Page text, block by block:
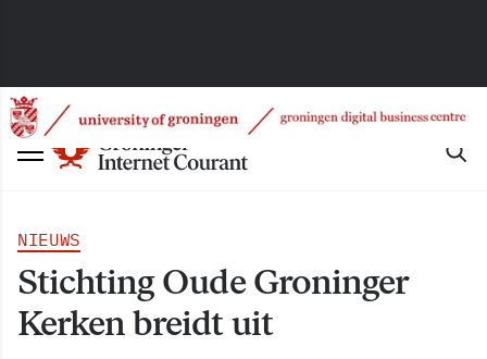
NIEUWS
Stichting Oude Groninger
Kerken breidt uit